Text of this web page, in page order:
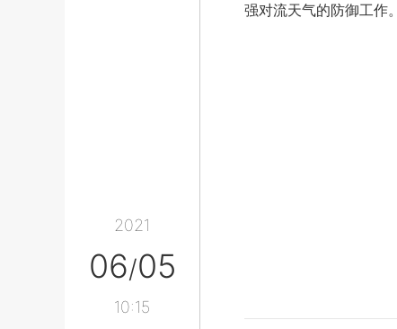
2021
06/05
10:15
强对流天气的防御工作